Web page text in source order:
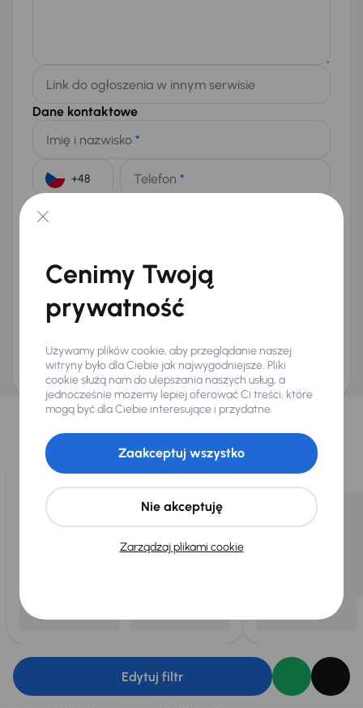
Link do ogłoszenia w innym serwisie
Dane kontaktowe
Imię i nazwisko *
Telefon *
E-mail
Na numer telefonu (opcjonalnie)
Wyślij zapytanie
ani zagwarantowaną dostępnością pojazdu. AURES Holdings a.s., z siedzibą
Dopraváků 874/15, Čimice, 184 00 Praga 8, będzie przechowywać i przetwarzać
Twoje dane osobowe zgodnie z zasadami ochrony i przetwarzaniadanych
osobowych
Wybraliśmy dla Ciebie
Wybieramy dla Ciebienajlepsze pojazdyz naszej oferty. Kupimy
dla Ciebiedo 400 pojazdówkażdego dnia.
Edytuj filtr
Cenimy Twoją
prywatność
Używamy plików cookie, aby przeglądanie naszej
witryny było dla Ciebie jak najwygodniejsze. Pliki
cookie służą nam do ulepszania naszych usług, a
jednocześnie możemy lepiej oferować Ci treści, które
mogą być dla Ciebie interesujące i przydatne.
Zarządzaj plikami cookie
Nie akceptuję
Zaakceptuj wszystko